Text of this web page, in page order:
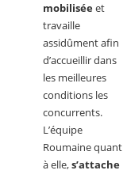
mobiliséeet
travaille
assidûment afin
d’accueillir dans
les meilleures
conditions les
concurrents.
L’équipe
Roumaine quant
à elle,s’attache